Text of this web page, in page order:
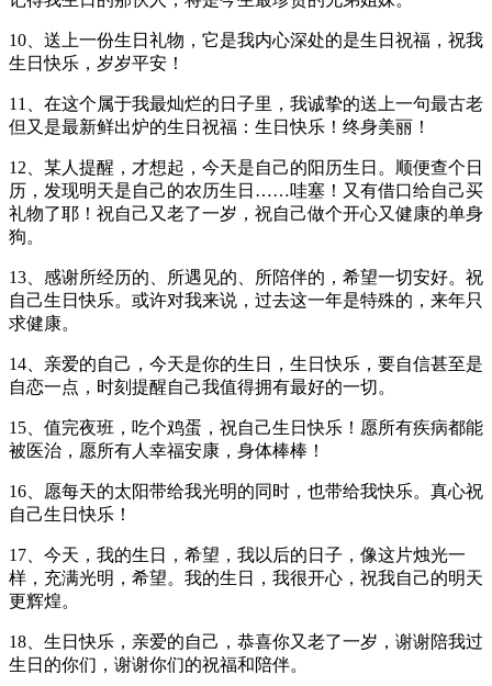
10、送上一份生日礼物，它是我内心深处的是生日祝福，祝我
生日快乐，岁岁平安！
11、在这个属于我最灿烂的日子里，我诚挚的送上一句最古老
但又是最新鲜出炉的生日祝福：生日快乐！终身美丽！
12、某人提醒，才想起，今天是自己的阳历生日。顺便查个日
历，发现明天是自己的农历生日……哇塞！又有借口给自己买
礼物了耶！祝自己又老了一岁，祝自己做个开心又健康的单身
狗。
13、感谢所经历的、所遇见的、所陪伴的，希望一切安好。祝
自己生日快乐。或许对我来说，过去这一年是特殊的，来年只
求健康。
14、亲爱的自己，今天是你的生日，生日快乐，要自信甚至是
自恋一点，时刻提醒自己我值得拥有最好的一切。
15、值完夜班，吃个鸡蛋，祝自己生日快乐！愿所有疾病都能
被医治，愿所有人幸福安康，身体棒棒！
16、愿每天的太阳带给我光明的同时，也带给我快乐。真心祝
自己生日快乐！
17、今天，我的生日，希望，我以后的日子，像这片烛光一
样，充满光明，希望。我的生日，我很开心，祝我自己的明天
更辉煌。
18、生日快乐，亲爱的自己，恭喜你又老了一岁，谢谢陪我过
生日的你们，谢谢你们的祝福和陪伴。